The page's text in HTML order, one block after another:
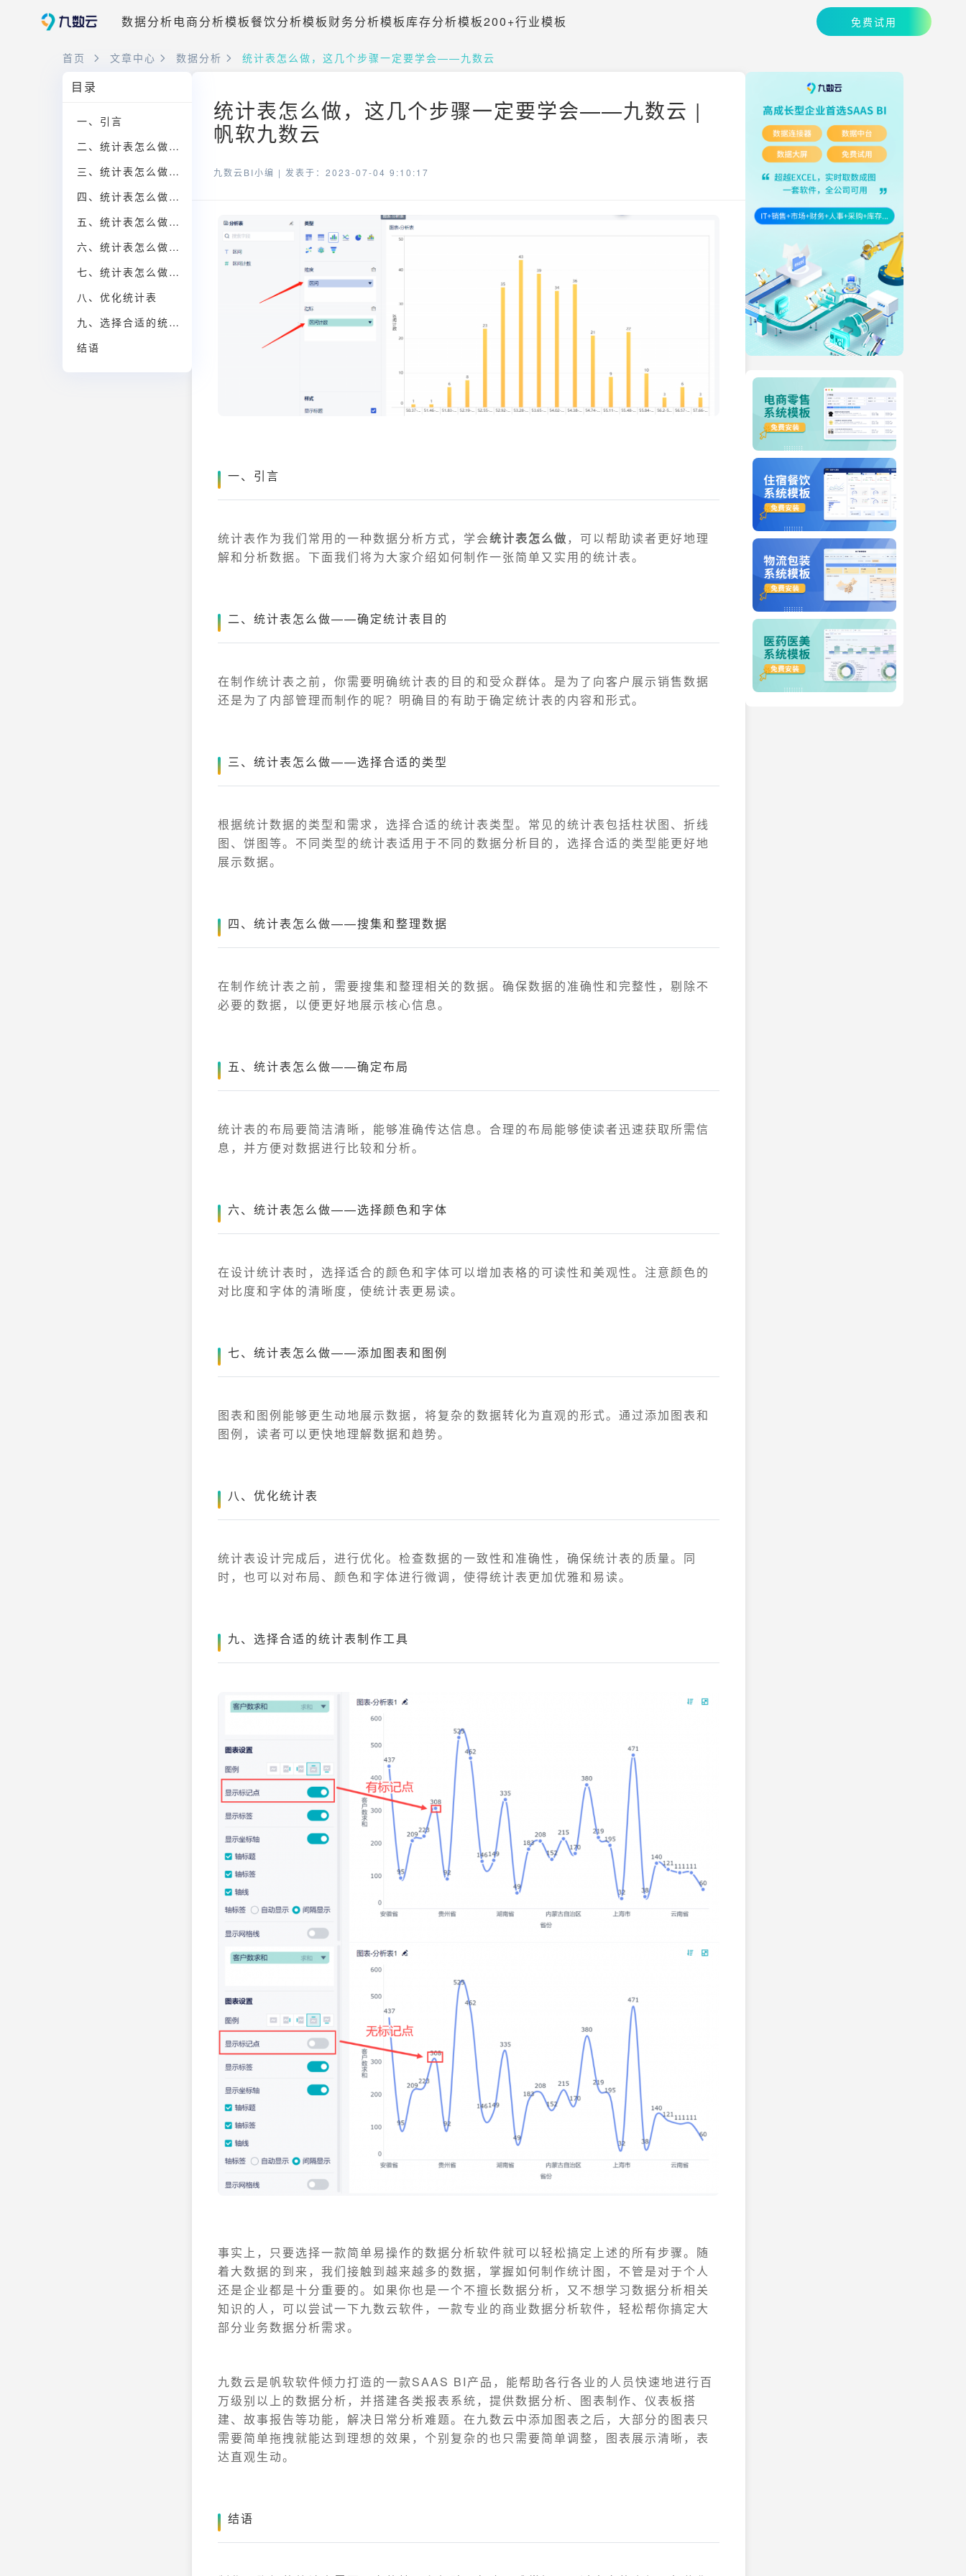
数据分析电商分析模板餐饮分析模板财务分析模板库存分析模板200+行业模板 免费试用
首页 文章中心 数据分析 统计表怎么做，这几个步骤一定要学会——九数云
目录
一、引言
二、统计表怎么做——确定统计表目的
三、统计表怎么做——选择合适的类型
四、统计表怎么做——搜集和整理数据
五、统计表怎么做——确定布局
六、统计表怎么做——选择颜色和字体
七、统计表怎么做——添加图表和图例
八、优化统计表
九、选择合适的统计表制作工具
结语
统计表怎么做，这几个步骤一定要学会——九数云 |
帆软九数云
九数云BI小编 | 发表于：2023-07-04 9:10:17
一、引言
统计表作为我们常用的一种数据分析方式，学会统计表怎么做 ，可以帮助读者更好地理
解和分析数据。下面我们将为大家介绍如何制作一张简单又实用的统计表。
二、统计表怎么做——确定统计表目的
在制作统计表之前，你需要明确统计表的目的和受众群体。是为了向客户展示销售数据
还是为了内部管理而制作的呢？明确目的有助于确定统计表的内容和形式。
三、统计表怎么做——选择合适的类型
根据统计数据的类型和需求，选择合适的统计表类型。常见的统计表包括柱状图、折线
图、饼图等。不同类型的统计表适用于不同的数据分析目的，选择合适的类型能更好地
展示数据。
四、统计表怎么做——搜集和整理数据
在制作统计表之前，需要搜集和整理相关的数据。确保数据的准确性和完整性，剔除不
必要的数据，以便更好地展示核心信息。
五、统计表怎么做——确定布局
统计表的布局要简洁清晰，能够准确传达信息。合理的布局能够使读者迅速获取所需信
息，并方便对数据进行比较和分析。
六、统计表怎么做——选择颜色和字体
在设计统计表时，选择适合的颜色和字体可以增加表格的可读性和美观性。注意颜色的
对比度和字体的清晰度，使统计表更易读。
七、统计表怎么做——添加图表和图例
图表和图例能够更生动地展示数据，将复杂的数据转化为直观的形式。通过添加图表和
图例，读者可以更快地理解数据和趋势。
八、优化统计表
统计表设计完成后，进行优化。检查数据的一致性和准确性，确保统计表的质量。同
时，也可以对布局、颜色和字体进行微调，使得统计表更加优雅和易读。
九、选择合适的统计表制作工具
事实上，只要选择一款简单易操作的数据分析软件就可以轻松搞定上述的所有步骤。随
着大数据的到来，我们接触到越来越多的数据，掌握如何制作统计图，不管是对于个人
还是企业都是十分重要的。如果你也是一个不擅长数据分析，又不想学习数据分析相关
知识的人，可以尝试一下九数云软件，一款专业的商业数据分析软件，轻松帮你搞定大
部分业务数据分析需求。
九数云是帆软软件倾力打造的一款SAAS BI产品，能帮助各行各业的人员快速地进行百
万级别以上的数据分析，并搭建各类报表系统，提供数据分析、图表制作、仪表板搭
建、故事报告等功能，解决日常分析难题。在九数云中添加图表之后，大部分的图表只
需要简单拖拽就能达到理想的效果，个别复杂的也只需要简单调整，图表展示清晰，表
达直观生动。
结语